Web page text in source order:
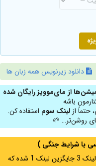
دانلود زیرنویس همه زبان ها
از مای‌موویز رایگان شده
باشه
از لینک سوم استفاده کن.
روشن‌تر… 🌱
با شرایط جنگی )
اگر از ایران به آدرس مخفی متصل هستید ، لینک 3 جایگزین لینک 1 شده که